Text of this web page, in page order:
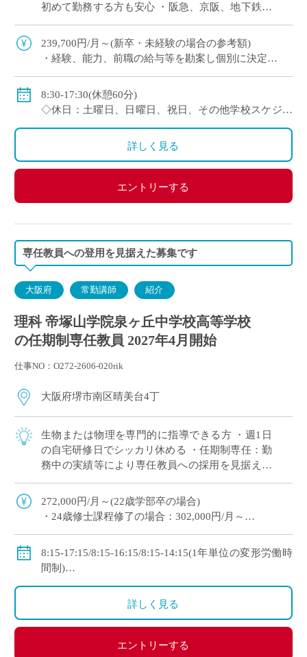
初めて勤務する方も安心 ・阪急、京阪、地下鉄と
隣他府県からも1時間程度で通勤可） […]
239,700円/月～(新卒・未経験の場合の参考額)
・経験、能⼒、前職の給与等を勘案し個別に決定
・450万円／経験3年：30歳（⽉給24万1300円＋賞与＋
他⼿当）
・500万円／経験6年：33歳（⽉給24万7900円＋賞与＋
◇賞与：有
◇保険：私学共済、雇用保険、労災保険
8:30-17:30(休憩60分)
◇休日：土曜日、日曜日、祝日、その他学校スケジュ
・年間休日120日のシフト制
詳しく見る
エントリーする
専任教員への登用を見据えた募集です
大阪府 常勤講師 紹介
理科 帝塚山学院泉ヶ丘中学校高等学校
の任期制専任教員 2027年4月開始
仕事NO：O272-2606-020rik
大阪府堺市南区晴美台4丁
生物または物理を専門的に指導できる方 ・週1日
の自宅研修日でシッカリ休める ・任期制専任：勤
務中の実績等により専任教員への採用を見据えた
272,000円/月～(22歳学部卒の場合)
・24歳修士課程修了の場合：302,000円/月～
◇賞与：有(過去実績：年間4.7ヶ月＋260,000円)
◇保険：私学共済、雇用保険、労災保険
8:15-17:15/8:15-16:15/8:15-14:15(1年単位の変形労働時
間制)
◇休日：日曜日、祝日、その他学校スケジュールによ
詳しく見る
エントリーする